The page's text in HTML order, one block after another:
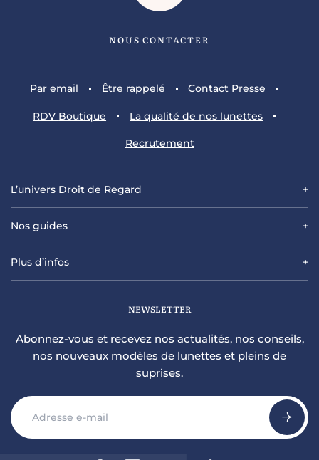
NOUS CONTACTER
Par email Être rappelé Contact Presse
RDV Boutique La qualité de nos lunettes
Recrutement
L’univers Droit de Regard
Nos guides
Plus d’infos
NEWSLETTER
Abonnez-vous et recevez nos actualités, nos conseils,
nos nouveaux modèles de lunettes et pleins de
suprises.